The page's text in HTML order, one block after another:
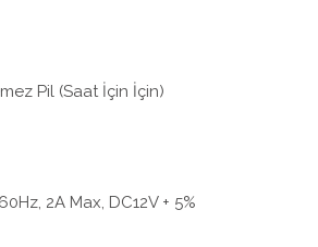
Pil (Saat İçin İçin)
2A Max, DC12V + 5%